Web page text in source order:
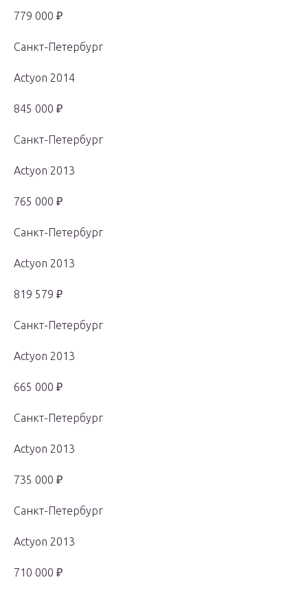
779 000 ₽
Санкт-Петербург
Actyon 2014
845 000 ₽
Санкт-Петербург
Actyon 2013
765 000 ₽
Санкт-Петербург
Actyon 2013
819 579 ₽
Санкт-Петербург
Actyon 2013
665 000 ₽
Санкт-Петербург
Actyon 2013
735 000 ₽
Санкт-Петербург
Actyon 2013
710 000 ₽